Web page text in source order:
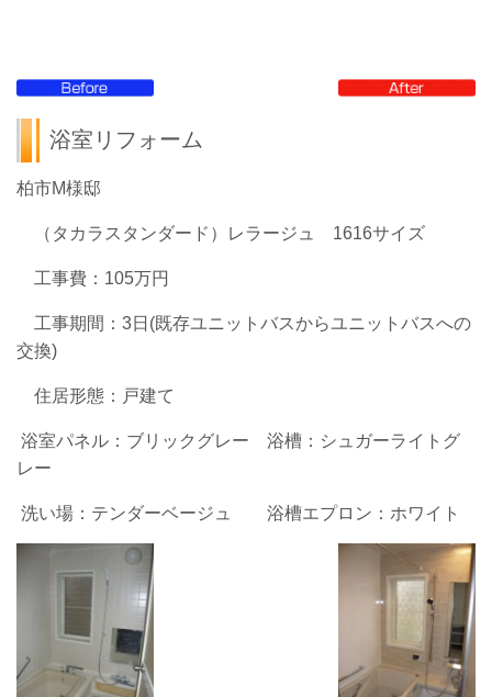
浴室リフォーム
柏市M様邸
（タカラスタンダード）レラージュ 1616サイズ
工事費：105万円
工事期間：3日(既存ユニットバスからユニットバスへの
交換)
住居形態：戸建て
浴室パネル：ブリックグレー 浴槽：シュガーライトグ
レー
洗い場：テンダーベージュ 浴槽エプロン：ホワイト